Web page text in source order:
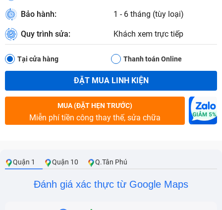
Bảo hành: 1 - 6 tháng (tùy loại)
Quy trình sửa: Khách xem trực tiếp
Tại cửa hàng Thanh toán Online
ĐẶT MUA LINH KIỆN
MUA (ĐẶT HẸN TRƯỚC)
Miễn phí tiền công thay thế, sửa chữa
Quận 1 Quận 10 Q.Tân Phú
Đánh giá xác thực từ Google Maps